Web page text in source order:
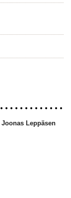
Joonas Leppäsen